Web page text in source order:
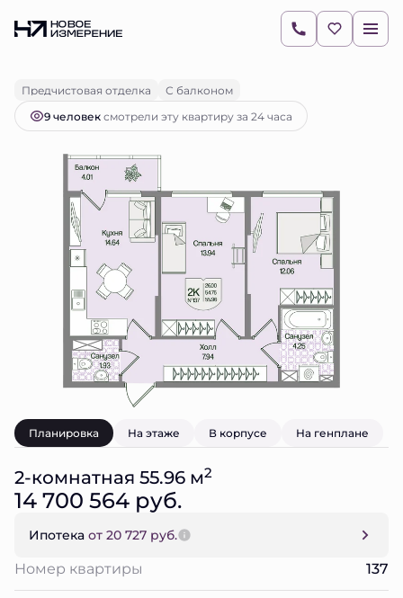
2-комнатная 14 700 564 руб.
Ипотекаот 20 727 руб.
Предчистовая отделка
С балконом
9 человексмотрели эту квартиру за 24 часа
Планировка На этаже В корпусе На генплане
2-комнатная 55.96 м2
14 700 564 руб.
Ипотека от 20 727 руб.
Номер квартиры 137